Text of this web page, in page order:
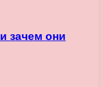
зачем они